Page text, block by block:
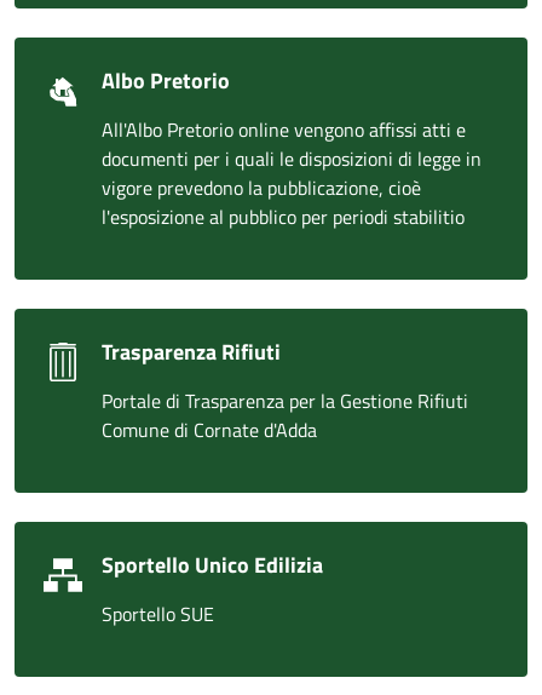
Albo Pretorio
All'Albo Pretorio online vengono affissi atti e
documenti per i quali le disposizioni di legge in
vigore prevedono la pubblicazione, cioè
l'esposizione al pubblico per periodi stabilitio
Trasparenza Rifiuti
Portale di Trasparenza per la Gestione Rifiuti
Comune di Cornate d'Adda
Sportello Unico Edilizia
Sportello SUE